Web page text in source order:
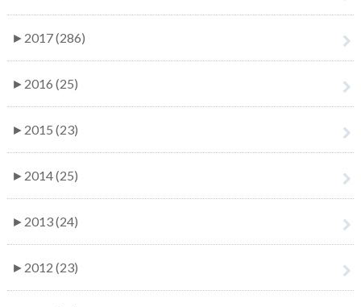
► 2017 (286)
► 2016 (25)
► 2015 (23)
► 2014 (25)
► 2013 (24)
► 2012 (23)